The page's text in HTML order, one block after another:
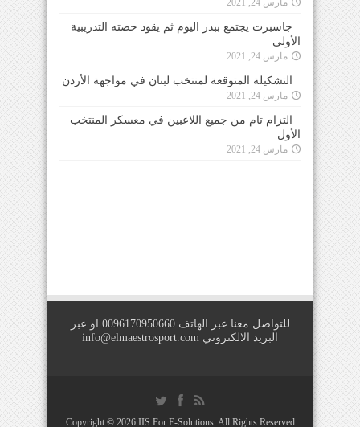
مارس 24, 2021
جاسبرت يجتمع ببدر اليوم ثم يقود حصته التدريبية
الأولى
مارس 24, 2021
التشكيلة المتوقعة لمنتخب لبنان في مواجهة الأردن
مارس 24, 2021
التزام تام من جميع اللاعبين في معسكر المنتخب
الأول
مارس 24, 2021
للتواصل معنا عبر الهاتف 0096170950660 او عبر
البريد الالكتروني info@elmaestrosport.com
Copyright © 2026 IIS For E-Solutions. All Rights Reserved